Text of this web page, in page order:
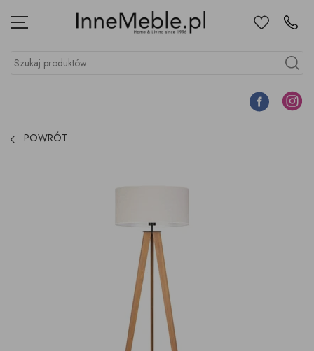
Menu UlubioneKontakt
Szukaj produktów
Szukaj
Facebook
POWRÓT